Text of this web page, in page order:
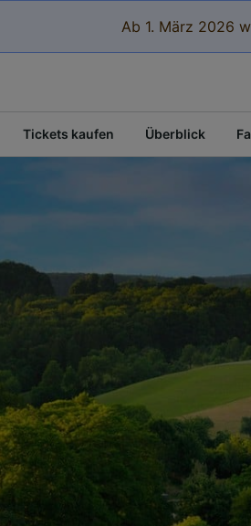
Ab 1. März 2026
Tickets kaufen Überblick